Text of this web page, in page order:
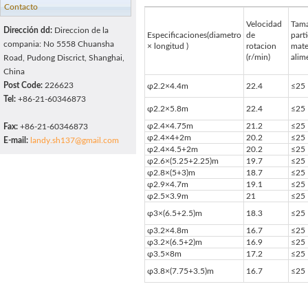
Contacto
Dirección dd: Direccion de la
compania: No 5558 Chuansha
Road, Pudong Discrict, Shanghai,
China
Post Code: 226623
Tel: +86-21-60346873
Fax: +86-21-60346873
E-mail: landy.sh137@gmail.com
Especificaciones(diametro
× longitud )
Velocidad
de
rotacion
(r/min)
φ2.2×4.4m 22.4 ≤25
φ2.2×5.8m 22.4 ≤25
φ2.4×4.75m 21.2
≤25
φ2.4×4+2m
20.2
≤25
φ2.4×4.5+2m
20.2
≤25
φ2.6×(5.25+2.25)m
19.7
≤25
φ2.8×(5+3)m
18.7
≤25
φ2.9×4.7m
19.1
≤25
φ2.5×3.9m
21 ≤25
φ3×(6.5+2.5)m 18.3 ≤25
φ3.2×4.8m 16.7
≤25
φ3.2×(6.5+2)m
16.9
≤25
φ3.5×8m
17.2 ≤25
φ3.8×(7.75+3.5)m 16.7 ≤25